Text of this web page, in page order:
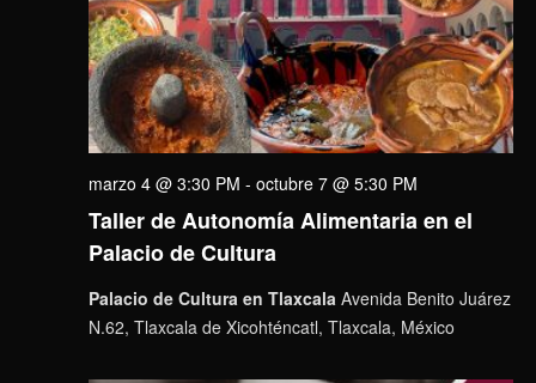
Taller de Autonomía Alimentaria en el
Palacio de Cultura
marzo 4 @ 3:30 PM - octubre 7 @ 5:30 PM
Palacio de Cultura en Tlaxcala Avenida Benito Juárez
N.62, Tlaxcala de Xicohténcatl, Tlaxcala, México